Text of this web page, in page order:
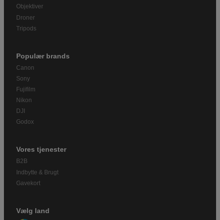
Objektiver
Droner
Tripods
Populær brands
Canon
Sony
Fujifilm
Nikon
DJI
Godox
Vores tjenester
B2B
Indbytte & Brugt
Gavekort
Vælg land